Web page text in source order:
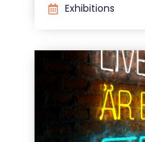
Exhibitions